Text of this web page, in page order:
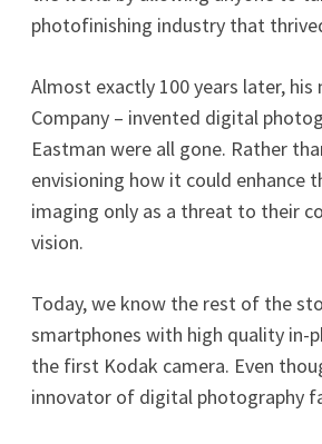
photofinishing industry that
Almost exactly 100 years later,
Company – invented digital
Eastman were all gone. Rather
envisioning how it could enhance
imaging only as a threat to their
vision.
Today, we know the rest of the
smartphones with high quality in-
the first Kodak camera. Even
innovator of digital photography